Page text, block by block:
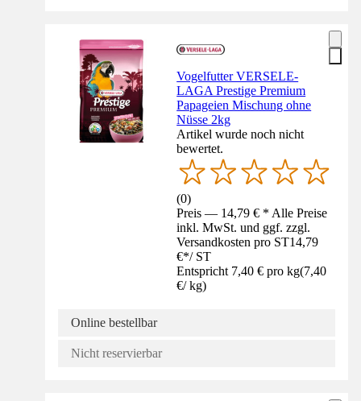
Vogelfutter VERSELE-
LAGA Prestige Premium
Papageien Mischung ohne
Nüsse 2kg
Artikel wurde noch nicht
bewertet.
(0)
Preis — 14,79 € * Alle Preise
inkl. MwSt. und ggf. zzgl.
Versandkosten pro ST14,79
€*/ ST
Entspricht 7,40 € pro kg(7,40
€/ kg)
Online bestellbar
Nicht reservierbar